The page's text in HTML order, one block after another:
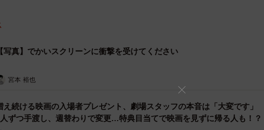
【写真】でかいスクリーンに衝撃を受けてください
宮本 裕也
え続ける映画の入場者プレゼント、劇場スタッフの本音は「大変です」
ずつ手渡し、週替わりで変更…特典目当てで映画を見ずに帰る人も！？